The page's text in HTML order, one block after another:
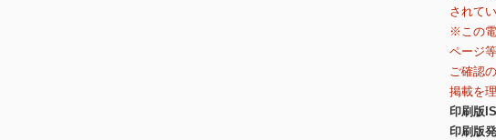
されて
※この
ページ
ご確認
掲載を
印刷版
印刷版